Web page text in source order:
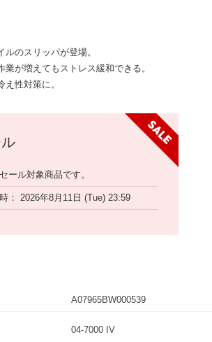
のスリッパが登場。
が増えてもストレス緩和できる。
性対策に。
ール対象商品です。
2026年8月11日 (Tue) 23:59
A07965BW000539
04-7000 IV